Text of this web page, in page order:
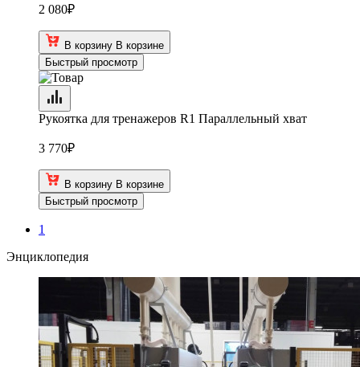
2 080₽
В корзину В корзине
Быстрый просмотр
Рукоятка для тренажеров R1 Параллельный хват
3 770₽
В корзину В корзине
Быстрый просмотр
1
Энциклопедия